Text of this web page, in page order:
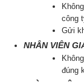
công
Gửi
NHÂN VIÊN
đúng